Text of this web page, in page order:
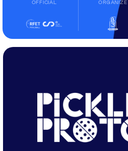
OFFICIAL ORGANIZE